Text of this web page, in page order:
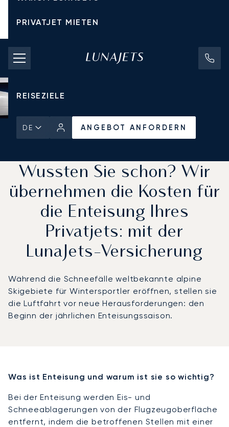
PRIVATJET MIETEN
CHARTERPREISE
PRIVATJETS
REISEZIELE
DE
ANGEBOT ANFORDERN
ANGEBOT ANFORDERN
Wussten Sie schon? Wir
übernehmen die Kosten für
die Enteisung Ihres
Privatjets: mit der
LunaJets-Versicherung
Während die Schneefälle weltbekannte alpine
Skigebiete für Wintersportler eröffnen, stellen sie
die Luftfahrt vor neue Herausforderungen: den
Beginn der jährlichen Enteisungssaison.
Was ist Enteisung und warum ist sie so wichtig?
Bei der Enteisung werden Eis- und
Schneeablagerungen von der Flugzeugoberfläche
entfernt, indem die betroffenen Stellen mit einer